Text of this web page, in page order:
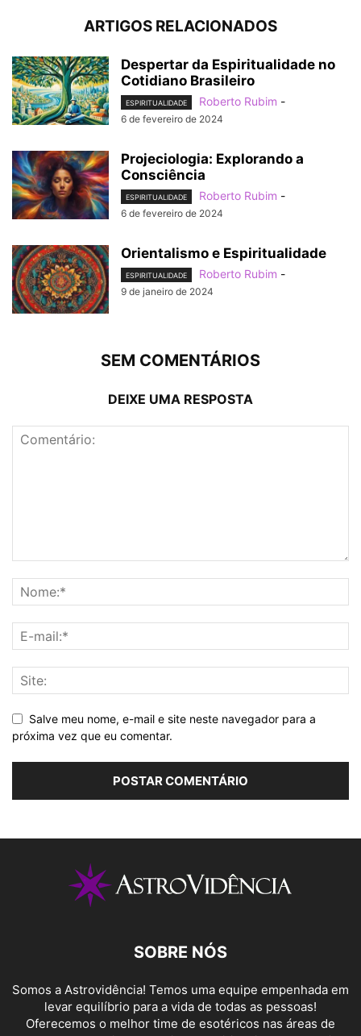
ARTIGOS RELACIONADOS
Despertar da Espiritualidade no
Cotidiano Brasileiro
ESPIRITUALIDADE Roberto Rubim -
6 de fevereiro de 2024
Projeciologia: Explorando a
Consciência
ESPIRITUALIDADE Roberto Rubim -
6 de fevereiro de 2024
Orientalismo e Espiritualidade
ESPIRITUALIDADE Roberto Rubim -
9 de janeiro de 2024
SEM COMENTÁRIOS
DEIXE UMA RESPOSTA
Salve meu nome, e-mail e site neste navegador para a
próxima vez que eu comentar.
SOBRE NÓS
Somos a Astrovidência! Temos uma equipe empenhada em
levar equilíbrio para a vida de todas as pessoas!
Oferecemos o melhor time de esotéricos nas áreas de